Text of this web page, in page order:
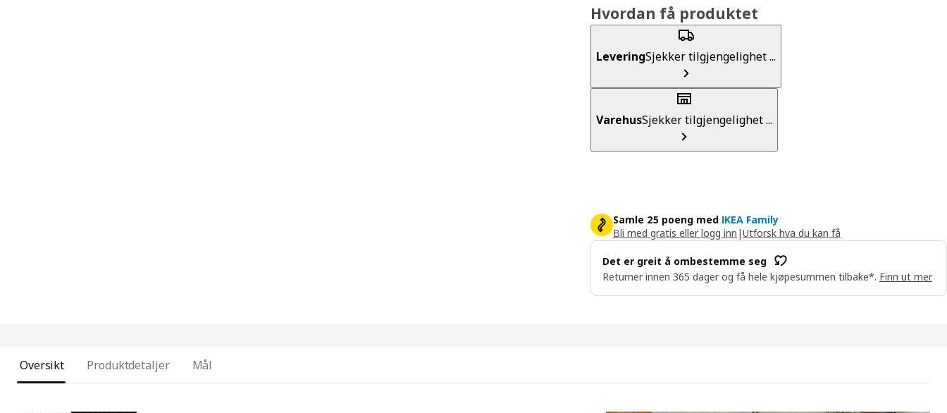
Hvordan få produktet
LeveringSjekker tilgjengelighet ...
VarehusSjekker tilgjengelighet ...
Samle 25 poeng med IKEA Family
Bli med gratis eller logg inn |Utforsk hva du kan få
Det er greit å ombestemme seg
Returner innen 365 dager og få hele kjøpesummen tilbake*. Finn ut mer
Oversikt Produktdetaljer Mål